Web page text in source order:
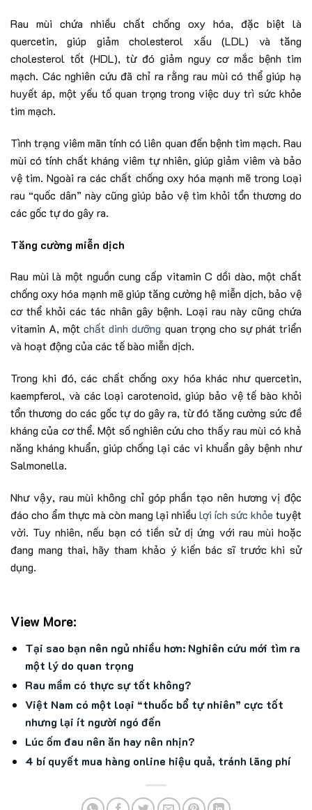
Rau mùi chứa nhiều chất chống oxy hóa, đặc biệt là
quercetin, giúp giảm cholesterol xấu (LDL) và tăng
cholesterol tốt (HDL), từ đó giảm nguy cơ mắc bệnh tim
mạch. Các nghiên cứu đã chỉ ra rằng rau mùi có thể giúp hạ
huyết áp, một yếu tố quan trọng trong việc duy trì sức khỏe
tim mạch.
Tình trạng viêm mãn tính có liên quan đến bệnh tim mạch. Rau
mùi có tính chất kháng viêm tự nhiên, giúp giảm viêm và bảo
vệ tim. Ngoài ra các chất chống oxy hóa mạnh mẽ trong loại
rau “quốc dân” này cũng giúp bảo vệ tim khỏi tổn thương do
các gốc tự do gây ra.
Tăng cường miễn dịch
Rau mùi là một nguồn cung cấp vitamin C dồi dào, một chất
chống oxy hóa mạnh mẽ giúp tăng cường hệ miễn dịch, bảo vệ
cơ thể khỏi các tác nhân gây bệnh. Loại rau này cũng chứa
vitamin A, mộtchất dinh dưỡng quan trọng cho sự phát triển
và hoạt động của các tế bào miễn dịch.
Trong khi đó, các chất chống oxy hóa khác như quercetin,
kaempferol, và các loại carotenoid, giúp bảo vệ tế bào khỏi
tổn thương do các gốc tự do gây ra, từ đó tăng cường sức đề
kháng của cơ thể. Một số nghiên cứu cho thấy rau mùi có khả
năng kháng khuẩn, giúp chống lại các vi khuẩn gây bệnh như
Salmonella.
Như vậy, rau mùi không chỉ góp phần tạo nên hương vị độc
đáo cho ẩm thực mà còn mang lại nhiều lợi ích sức khỏe tuyệt
vời. Tuy nhiên, nếu bạn có tiền sử dị ứng với rau mùi hoặc
đang mang thai, hãy tham khảo ý kiến bác sĩ trước khi sử
dụng.
View More:
Tại sao bạn nên ngủ nhiều hơn: Nghiên cứu mới tìm ra
một lý do quan trọng
Rau mầm có thực sự tốt không?
Việt Nam có một loại “thuốc bổ tự nhiên” cực tốt
nhưng lại ít người ngó đến
Lúc ốm đau nên ăn hay nên nhịn?
4 bí quyết mua hàng online hiệu quả, tránh lãng phí